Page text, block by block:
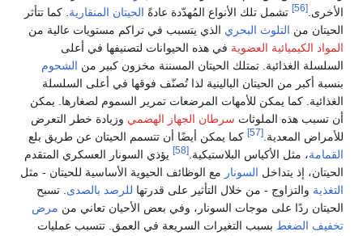
الأخرى.[56] تشمل تلك الأنواع المُهدّدة عادةً الحيتان المنقارية. كما تتأثر
الحيتان من التلوث البحري الذي يتسبب في تراكم مستويات عالية من
المواد الكيميائية العضوية في هذه الحيوانات لتصنيفها في أعلى
السلسلة الغذائية. تمتلك الحيتان المسننة مخزون كبير من الشحوم
بنسبة أكبر من الحيتان البالينية لذا تُصنّف فوقها في أعلى السلسلة
الغذائية. كما يمكن للأمهات المرضعات تمرير السموم لصغارها. يمكن
أن تسبب هذه الملوثات سرطان الجهاز الهضمي وزيادة خطر التعرض
للأمراض المعدية.[57]
كما يمكن أيضًا أن تتسمم الحيتان عن طريق بلع
القمامة، مثل الأكياس البلاستيكية.[58]
يؤذي السونار العسكري المتقدم
الحيتان، إذ يتداخل السونار مع الوظائف الحيوية الأساسية للحيتان - مثل
التغذية والتزاوج - من خلال التأثير على قدرتها للرصد بالصدى. تسبح
الحيتان ردًا على موجات السونار، وفي بعض الأحيان تعاني من مرض
تخفيف الضغط بسبب التغيرات السريعة في العمق. تتسبب عمليات